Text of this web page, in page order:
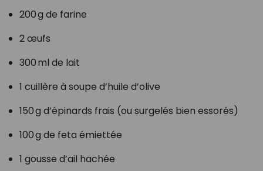
200 g de farine
2 œufs
300 ml de lait
1 cuillère à soupe d’huile d’olive
150 g d’épinards frais (ou surgelés bien essorés)
100 g de feta émiettée
1 gousse d’ail hachée